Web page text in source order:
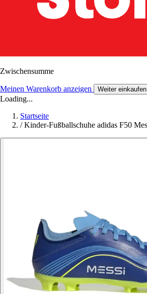
Zwischensumme
Meinen Warenkorb anzeigen Weiter einkaufen
Loading...
Startseite
/ Kinder-Fußballschuhe adidas F50